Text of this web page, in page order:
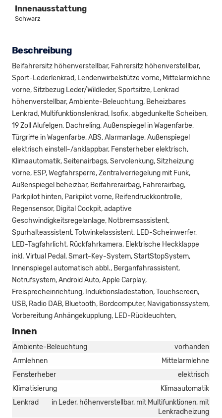
Innenausstattung
Schwarz
Beschreibung
Beifahrersitz höhenverstellbar, Fahrersitz höhenverstellbar,
Sport-Lederlenkrad, Lendenwirbelstütze vorne, Mittelarmlehne
vorne, Sitzbezug Leder/Wildleder, Sportsitze, Lenkrad
höhenverstellbar, Ambiente-Beleuchtung, Beheizbares
Lenkrad, Multifunktionslenkrad, Isofix, abgedunkelte Scheiben,
19 Zoll Alufelgen, Dachreling, Außenspiegel in Wagenfarbe,
Türgriffe in Wagenfarbe, ABS, Alarmanlage, Außenspiegel
elektrisch einstell-/anklappbar, Fensterheber elektrisch,
Klimaautomatik, Seitenairbags, Servolenkung, Sitzheizung
vorne, ESP, Wegfahrsperre, Zentralverriegelung mit Funk,
Außenspiegel beheizbar, Beifahrerairbag, Fahrerairbag,
Parkpilot hinten, Parkpilot vorne, Reifendruckkontrolle,
Regensensor, Digital Cockpit, adaptive
Geschwindigkeitsregelanlage, Notbremsassistent,
Spurhalteassistent, Totwinkelassistent, LED-Scheinwerfer,
LED-Tagfahrlicht, Rückfahrkamera, Elektrische Heckklappe
inkl. Virtual Pedal, Smart-Key-System, StartStopSystem,
Innenspiegel automatisch abbl., Berganfahrassistent,
Notrufsystem, Android Auto, Apple Carplay,
Freisprecheinrichtung, Induktionsladestation, Touchscreen,
USB, Radio DAB, Bluetooth, Bordcomputer, Navigationssystem,
Vorbereitung Anhängekupplung, LED-Rückleuchten,
Innen
Ambiente-Beleuchtung
vorhanden
Armlehnen
Mittelarmlehne
Fensterheber
elektrisch
Klimatisierung
Klimaautomatik
Lenkrad
in Leder, höhenverstellbar, mit Multifunktionen, mit
Lenkradheizung